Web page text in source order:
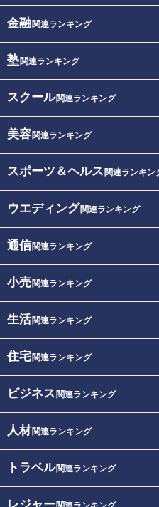
金融関連ランキング
塾関連ランキング
スクール関連ランキング
美容関連ランキング
スポーツ＆ヘルス 関連ランキン
ウエディング関連ランキング
通信関連ランキング
小売関連ランキング
生活関連ランキング
住宅関連ランキング
ビジネス 関連ランキング
人材関連ランキング
トラベル関連ランキング